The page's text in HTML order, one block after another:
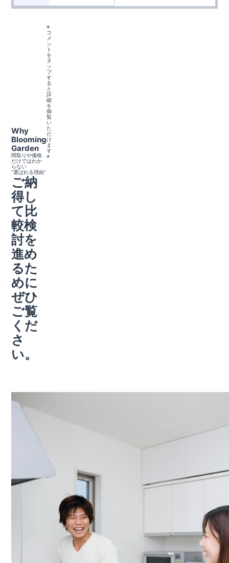
Why
Blooming
Garden
間取りや価格
だけではわか
らない
“選ばれる理由”
ご納
得し
て比
較検
討を
進め
るた
めに
ぜひ
ご覧
くだ
さ
い。
※
コ
メ
ン
ト
を
タ
ッ
プ
す
る
と
詳
細
を
御
覧
い
た
だ
け
ま
す
※